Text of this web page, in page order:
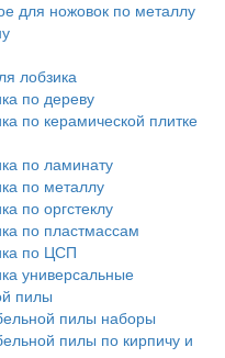
для ножовок по металлу
лобзика
по дереву
по керамической плитке
по ламинату
по металлу
по оргстеклу
по пластмассам
по ЦСП
универсальные
пилы
пилы наборы
пилы по кирпичу и